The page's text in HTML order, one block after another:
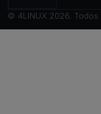
© 4LINUX 2026. Todos